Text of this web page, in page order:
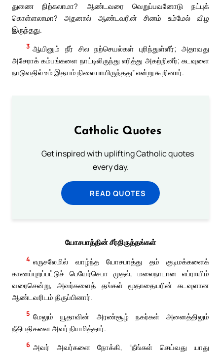
துணை நிற்கலாமா? ஆண்டவரை வெறுப்பவனோடு நட்புக்
கொள்ளலாமா? அதனால் ஆண்டவரின் சினம் உம்மேல் விழ
இருந்தது.
3 ஆயினும் நீர் சில நற்செயல்கள் புரிந்துள்ளீர்; அதாவது
அசேராக் கம்பங்களை நாட்டிலிருந்து எரித்து அகற்றினீர்; கடவுளை
நாடுவதில் உம் இதயம் நிலையாயிருந்தது” என்று கூறினார்.
Catholic Quotes
Get inspired with uplifting Catholic quotes
every day.
READ QUOTES
யோசபாத்தின் சீர்திருத்தங்கள்
4 எருசலேமில் வாழ்ந்த யோசபாத்து தம் குடிமக்களைக்
காணப்புறப்பட்டுச் பெயேர்செபா முதல், மலைநாடான எப்ராயிம்
வரைசென்று, அவர்களைத் தங்கள் மூதாதையரின் கடவுளான
ஆண்டவரிடம் திருப்பினார்.
5 மேலும் யூதாவின் அரண்சூழ் நகர்கள் அனைத்திலும்
நீதிபதிகளை அவர் நியமித்தார்.
6 அவர் அவர்களை நோக்கி, “நீங்கள் செய்வது யாது